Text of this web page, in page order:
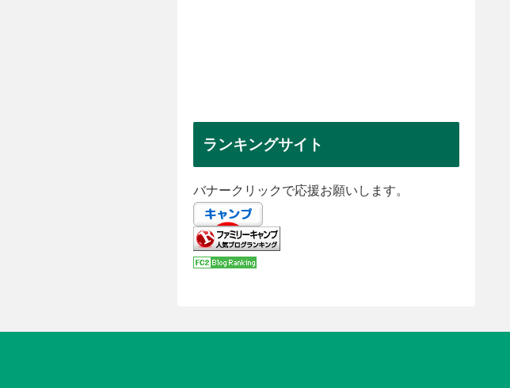
ランキングサイト
バナークリックで応援お願いします。